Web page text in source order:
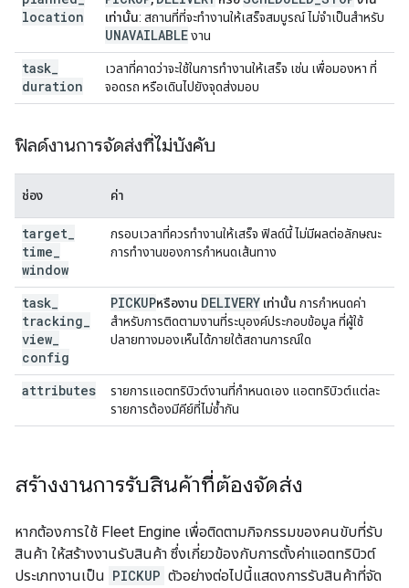
location
เท่านั้น: สถานที่ที่จะทำงานให้เสร็จสมบูรณ์ ไม่จำเป็นสำหรับ
UNAVAILABLEงาน
task
duration
เวลาที่คาดว่าจะใช้ในการทำงานให้เสร็จ เช่น เพื่อมองหา ที่
จอดรถ หรือเดินไปยังจุดส่งมอบ
ฟิลด์งานการจัดส่งที่ไม่บังคับ
ช่อง ค่า
target
time
window
กรอบเวลาที่ควรทำงานให้เสร็จ ฟิลด์นี้ ไม่มีผลต่อลักษณะ
การทำงานของการกำหนดเส้นทาง
task
tracking
view
config
PICKUPหรืองาน DELIVERY เท่านั้น การกำหนดค่า
สำหรับการติดตามงานที่ระบุองค์ประกอบข้อมูล ที่ผู้ใช้
ปลายทางมองเห็นได้ภายใต้สถานการณ์ใด
attributes
รายการแอตทริบิวต์งานที่กำหนดเอง แอตทริบิวต์แต่ละ
รายการต้องมีคีย์ที่ไม่ซ้ำกัน
สร้างงานการรับสินค้าที่ต้องจัดส่ง
หากต้องการใช้ Fleet Engine เพื่อติดตามกิจกรรมของคนขับที่รับ
สินค้า ให้สร้างงานรับสินค้า ซึ่งเกี่ยวข้องกับการตั้งค่าแอตทริบิวต์
ประเภทงานเป็น PICKUP ตัวอย่างต่อไปนี้แสดงการรับสินค้าที่จัด